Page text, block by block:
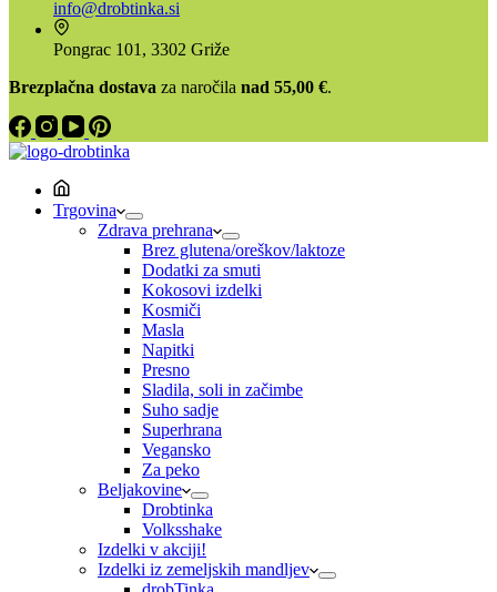
info@drobtinka.si
Pongrac 101, 3302 Griže
Brezplačna dostava za naročila nad 55,00 €.
Trgovina
Zdrava prehrana
Brez glutena/oreškov/laktoze
Dodatki za smuti
Kokosovi izdelki
Kosmiči
Masla
Napitki
Presno
Sladila, soli in začimbe
Suho sadje
Superhrana
Vegansko
Za peko
Beljakovine
Drobtinka
Volksshake
Izdelki v akciji!
Izdelki iz zemeljskih mandljev